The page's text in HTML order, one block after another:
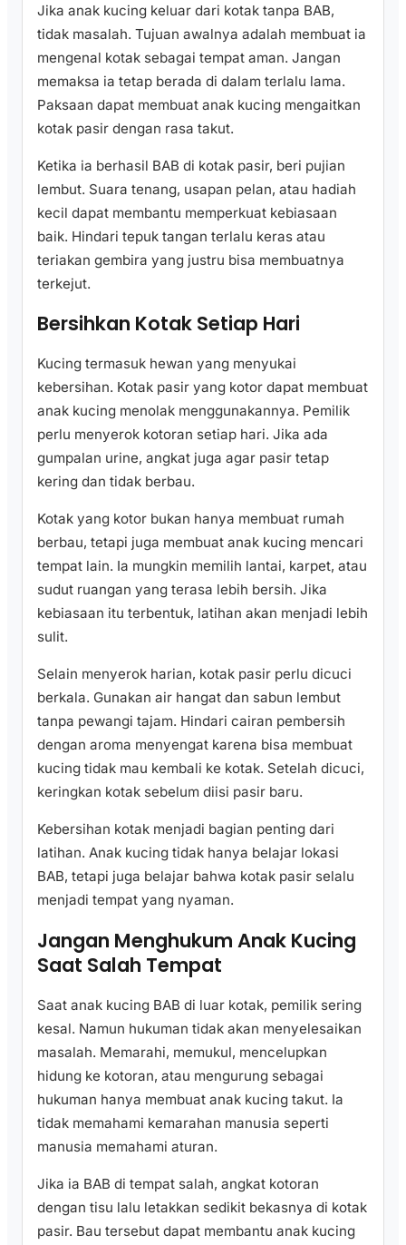
Jika anak kucing keluar dari kotak tanpa BAB,
tidak masalah. Tujuan awalnya adalah membuat ia
mengenal kotak sebagai tempat aman. Jangan
memaksa ia tetap berada di dalam terlalu lama.
Paksaan dapat membuat anak kucing mengaitkan
kotak pasir dengan rasa takut.
Ketika ia berhasil BAB di kotak pasir, beri pujian
lembut. Suara tenang, usapan pelan, atau hadiah
kecil dapat membantu memperkuat kebiasaan
baik. Hindari tepuk tangan terlalu keras atau
teriakan gembira yang justru bisa membuatnya
terkejut.
Bersihkan Kotak Setiap Hari
Kucing termasuk hewan yang menyukai
kebersihan. Kotak pasir yang kotor dapat membuat
anak kucing menolak menggunakannya. Pemilik
perlu menyerok kotoran setiap hari. Jika ada
gumpalan urine, angkat juga agar pasir tetap
kering dan tidak berbau.
Kotak yang kotor bukan hanya membuat rumah
berbau, tetapi juga membuat anak kucing mencari
tempat lain. Ia mungkin memilih lantai, karpet, atau
sudut ruangan yang terasa lebih bersih. Jika
kebiasaan itu terbentuk, latihan akan menjadi lebih
sulit.
Selain menyerok harian, kotak pasir perlu dicuci
berkala. Gunakan air hangat dan sabun lembut
tanpa pewangi tajam. Hindari cairan pembersih
dengan aroma menyengat karena bisa membuat
kucing tidak mau kembali ke kotak. Setelah dicuci,
keringkan kotak sebelum diisi pasir baru.
Kebersihan kotak menjadi bagian penting dari
latihan. Anak kucing tidak hanya belajar lokasi
BAB, tetapi juga belajar bahwa kotak pasir selalu
menjadi tempat yang nyaman.
Jangan Menghukum Anak Kucing
Saat Salah Tempat
Saat anak kucing BAB di luar kotak, pemilik sering
kesal. Namun hukuman tidak akan menyelesaikan
masalah. Memarahi, memukul, mencelupkan
hidung ke kotoran, atau mengurung sebagai
hukuman hanya membuat anak kucing takut. Ia
tidak memahami kemarahan manusia seperti
manusia memahami aturan.
Jika ia BAB di tempat salah, angkat kotoran
dengan tisu lalu letakkan sedikit bekasnya di kotak
pasir. Bau tersebut dapat membantu anak kucing